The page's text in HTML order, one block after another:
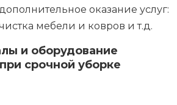
оказание услуг:
мебели и ковров и т.д.
и оборудование
срочной уборке